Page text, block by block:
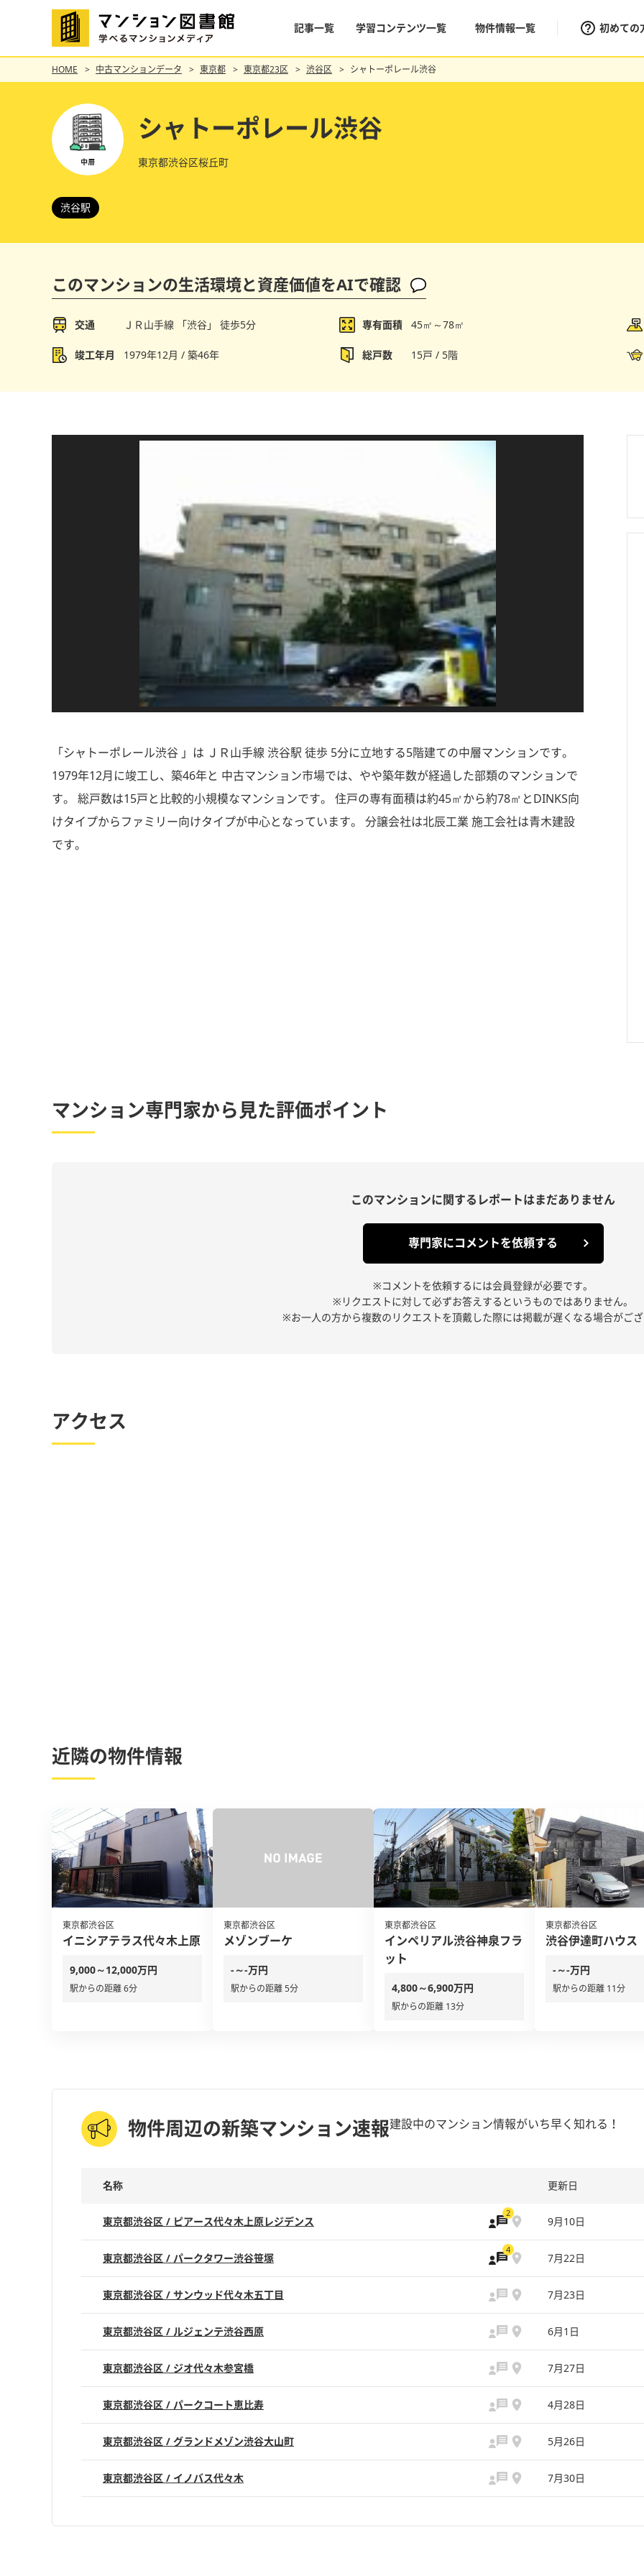
記事一覧 学習コンテンツ一覧 物件情報一覧 初めての
HOME 中古マンションデータ 東京都 東京都23区 渋谷区 シャトーポレール渋谷
シャトーポレール渋谷
東京都渋谷区桜丘町
渋谷駅
このマンションの生活環境と資産価値をAIで確認
交通 ＪＲ山手線 「渋谷」 徒歩5分 専有面積 45㎡～78㎡
竣工年月 1979年12月 / 築46年 総戸数 15戸 / 5階
「シャトーポレール渋谷 」は ＪＲ山手線 渋谷駅 徒歩 5分に立地する5階建ての中層マンションです。
1979年12月に竣工し、築46年と 中古マンション市場では、やや築年数が経過した部類のマンションで
す。 総戸数は15戸と比較的小規模なマンションです。 住戸の専有面積は約45㎡から約78㎡とDINKS向
けタイプからファミリー向けタイプが中心となっています。 分譲会社は北辰工業 施工会社は青木建設
です。
マンション専門家から見た評価ポイント
このマンションに関する レポートはまだありません
専門家にコメントを依頼する
※コメントを依頼するには会員登録が必要です。
※リクエストに対して必ずお答えするというものではありません。
※お一人の方から複数のリクエストを頂戴した際には掲載が遅くなる場合がご
アクセス
近隣の物件情報
東京都渋谷区
イニシアテラス代々木上原
9,000～12,000万円
駅からの距離 6分
東京都渋谷区
メゾンブーケ
-～-万円
駅からの距離 5分
東京都渋谷区
インペリアル渋谷神泉フラ
ット
4,800～6,900万円
駅からの距離 13分
東京都渋谷区
渋谷伊達町ハウス
-～-万円
駅からの距離 11分
物件周辺の新築マンション速報建設中のマンション情報がいち早く知れる！
名称 更新日
東京都渋谷区 / ピアース代々木上原レジデンス
2
9月10日
東京都渋谷区 / パークタワー渋谷笹塚
4
7月22日
東京都渋谷区 / サンウッド代々木五丁目 7月23日
東京都渋谷区 / ルジェンテ渋谷西原 6月1日
東京都渋谷区 / ジオ代々木参宮橋 7月27日
東京都渋谷区 / パークコート恵比寿 4月28日
東京都渋谷区 / グランドメゾン渋谷大山町 5月26日
東京都渋谷区 / イノバス代々木 7月30日